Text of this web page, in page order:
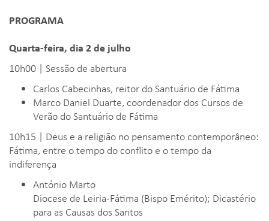
PROGRAMA
Quarta-feira, dia 2 de julho
10h00 | Sessão de abertura
Carlos Cabecinhas, reitor do Santuário de Fátima
Marco Daniel Duarte, coordenador dos Cursos de
Verão do Santuário de Fátima
10h15 | Deus e a religião no pensamento contemporâneo:
Fátima, entre o tempo do conflito e o tempo da
indiferença
António Marto
Diocese de Leiria-Fátima (Bispo Emérito); Dicastério
para as Causas dos Santos